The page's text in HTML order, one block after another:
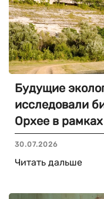
Будущие
исследовали
Орхее в
30.07.2026
Читать дальше